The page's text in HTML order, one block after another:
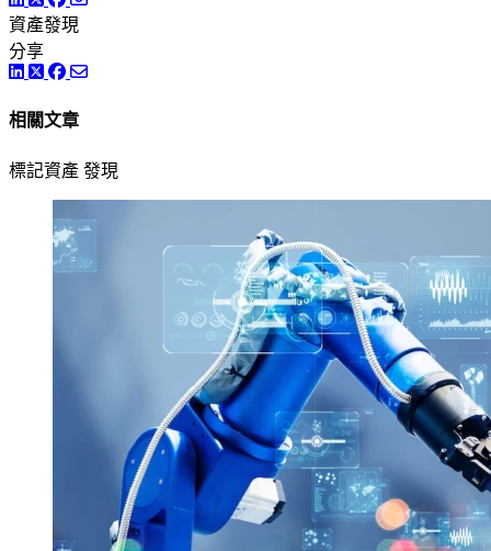
資產發現
分享
LinkedIn
TwitterFacebook
相關文章
標記資產 發現